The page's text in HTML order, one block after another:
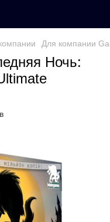
Для компании
Ночь: